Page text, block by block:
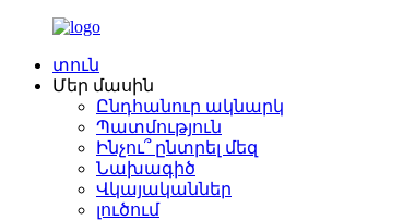
տուն
Մեր մասին
Ընդհանուր ակնարկ
Պատմություն
Ինչու՞ ընտրել մեզ
Նախագիծ
Վկայականներ
լուծում